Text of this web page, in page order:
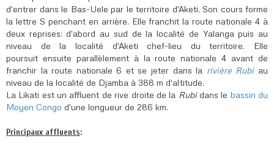
d'entrer dans le Bas-Uele par le territoire d'Aketi. Son cours forme
la lettre S penchant en arrière. Elle franchit la route nationale 4 à
deux reprises: d'abord au sud de la localité de Yalanga puis au
niveau de la localité d'Aketi chef-lieu du territoire. Elle
poursuit ensuite parallèlement à la route nationale 4 avant de
franchir la route nationale 6 et se jeter dans la rivière Rubiau
niveau de la localité de Djamba à 388 m d'altitude.
La Likati est un affluent de rive droite de la Rubidans le bassin du
Moyen Congo d'une longueur de 286 km.
Principaux affluents: